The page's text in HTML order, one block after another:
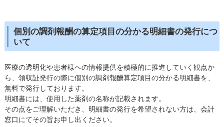
個別の調剤報酬の算定項目の分かる明細書の発行につ
いて
医療の透明化や患者様への情報提供を積極的に推進していく観点か
ら、領収証発行の際に個別の調剤報酬算定項目の分かる明細書を、
無料で発行しております。
明細書には、使用した薬剤の名称が記載されます。
その点をご理解いただき、明細書の発行を希望されない方は、会計
窓口にてその旨お申し出ください。